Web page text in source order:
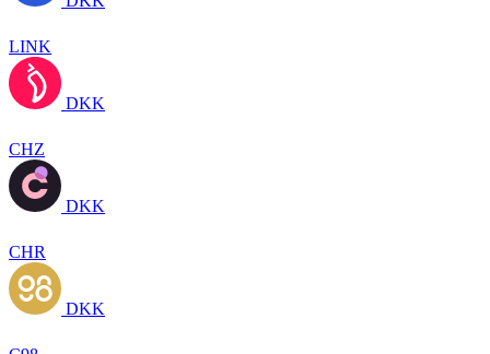
LINK
DKK
CHZ
DKK
CHR
DKK